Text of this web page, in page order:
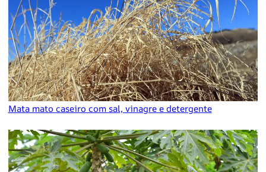
Mata mato caseiro com sal, vinagre e detergente